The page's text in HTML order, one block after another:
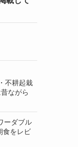
不耕起栽
ながら
ーダブル
食をレビ